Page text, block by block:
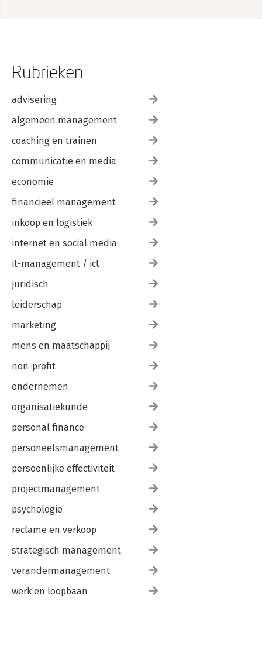
Rubrieken
advisering
algemeen management
coaching en trainen
communicatie en media
economie
financieel management
inkoop en logistiek
internet en social media
it-management / ict
juridisch
leiderschap
marketing
mens en maatschappij
non-profit
ondernemen
organisatiekunde
personal finance
personeelsmanagement
persoonlijke effectiviteit
projectmanagement
psychologie
reclame en verkoop
strategisch management
verandermanagement
werk en loopbaan